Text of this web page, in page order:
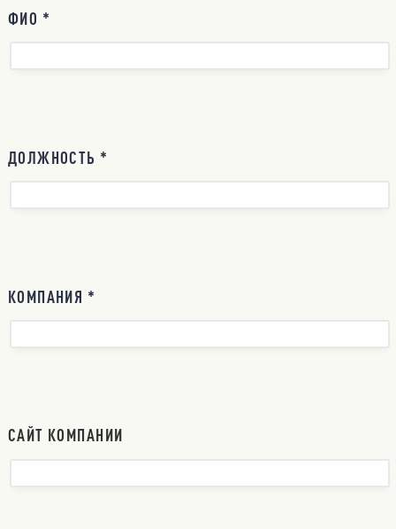
ФИО *
ДОЛЖНОСТЬ *
КОМПАНИЯ *
САЙТ КОМПАНИИ